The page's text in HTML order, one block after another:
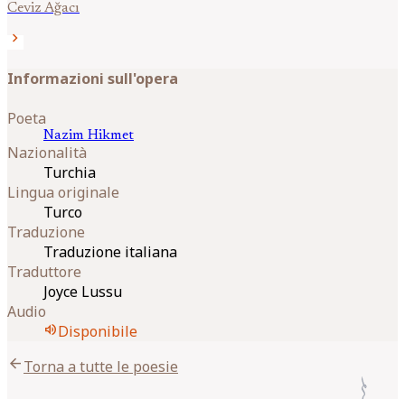
Ceviz Ağacı
chevron_right
Informazioni sull'opera
Poeta
Nazim Hikmet
Nazionalità
Turchia
Lingua originale
Turco
Traduzione
Traduzione italiana
Traduttore
Joyce Lussu
Audio
volume_upDisponibile
arrow_backTorna a tutte le poesie